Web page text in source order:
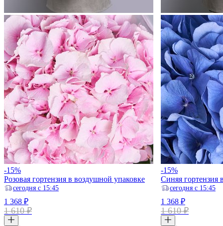
-15%
Розовая гортензия в воздушной упаковке
ceгодня с 15:45
1 368 ₽
1 610 ₽
-15%
Синяя гортензия
ceгодня с 15:45
1 368 ₽
1 610 ₽